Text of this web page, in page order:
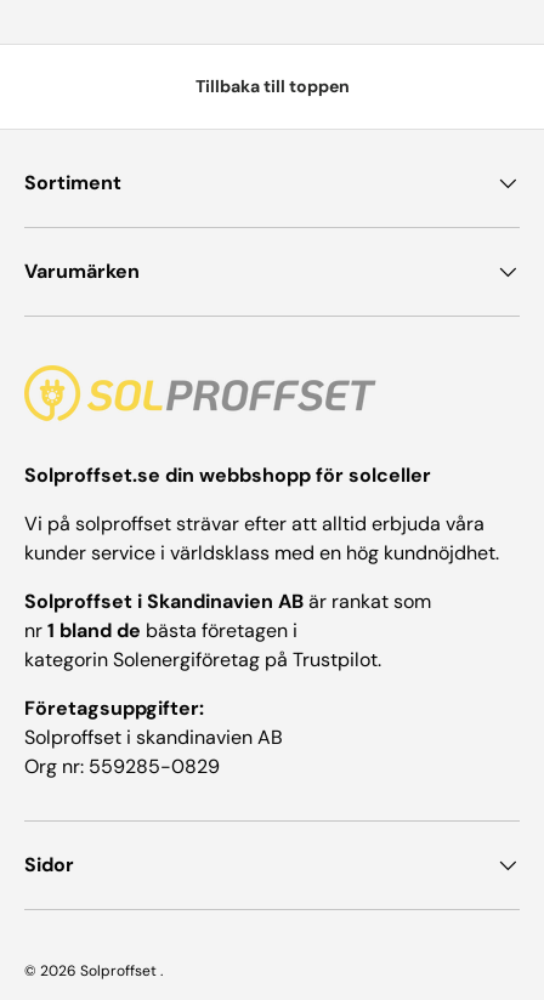
Tillbaka till toppen
Sortiment
Varumärken
Solproffset.se din webbshopp för solceller
Vi på solproffset strävar efter att alltid erbjuda våra
kunder service i världsklass med en hög kundnöjdhet.
Solproffset i Skandinavien ABär rankat som
nr1 bland de bästa företagen i
kategorin Solenergiföretag på Trustpilot.
Företagsuppgifter:
Solproffset i skandinavien AB
Org nr: 559285-0829
Sidor
© 2026 Solproffset.